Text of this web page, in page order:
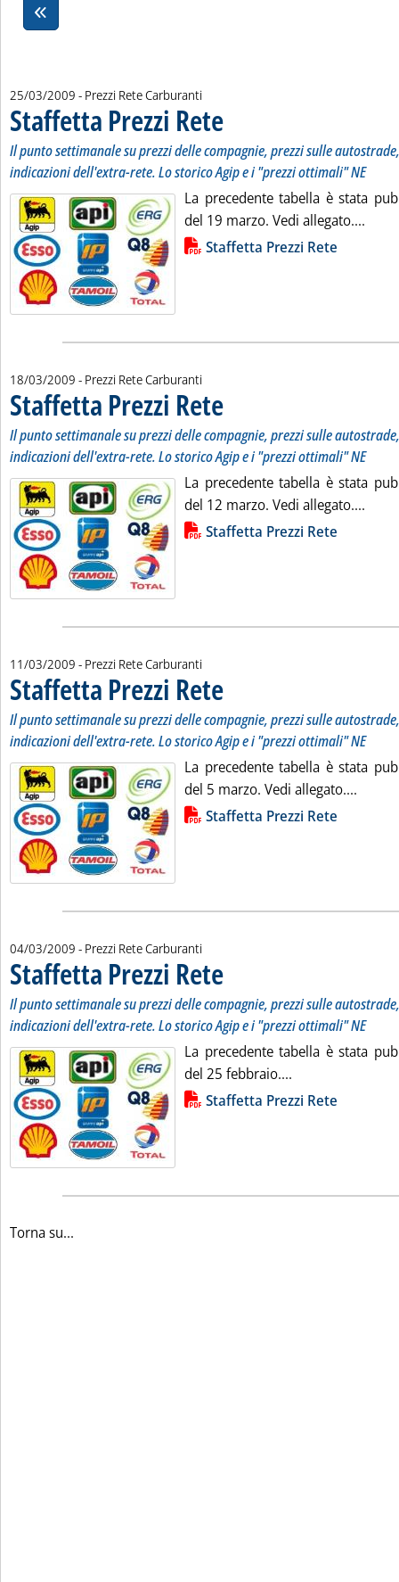
25/03/2009 - Prezzi Rete Carburanti
Staffetta Prezzi Rete
Il punto settimanale su prezzi delle compagnie, prezzi sulle
indicazioni dell'extra-rete. Lo storico Agip e i "prezzi ottimali" NE
La precedente tabella è stata
del 19 marzo. Vedi allegato....
Lista allegati PDF alla notiziaStaffetta Prezzi Rete
18/03/2009 - Prezzi Rete Carburanti
Staffetta Prezzi Rete
Il punto settimanale su prezzi delle compagnie, prezzi sulle
indicazioni dell'extra-rete. Lo storico Agip e i "prezzi ottimali" NE
La precedente tabella è stata
del 12 marzo. Vedi allegato....
Lista allegati PDF alla notiziaStaffetta Prezzi Rete
11/03/2009 - Prezzi Rete Carburanti
Staffetta Prezzi Rete
Il punto settimanale su prezzi delle compagnie, prezzi sulle
indicazioni dell'extra-rete. Lo storico Agip e i "prezzi ottimali" NE
La precedente tabella è stata
del 5 marzo. Vedi allegato....
Lista allegati PDF alla notiziaStaffetta Prezzi Rete
04/03/2009 - Prezzi Rete Carburanti
Staffetta Prezzi Rete
Il punto settimanale su prezzi delle compagnie, prezzi sulle
indicazioni dell'extra-rete. Lo storico Agip e i "prezzi ottimali" NE
La precedente tabella è stata
del 25 febbraio....
Lista allegati PDF alla notiziaStaffetta Prezzi Rete
Torna su...